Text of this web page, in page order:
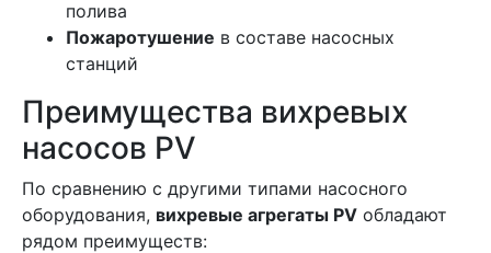
полива
Пожаротушение в составе насосных
станций
Преимущества вихревых
насосов PV
По сравнению с другими типами насосного
оборудования, вихревые агрегаты PV обладают
рядом преимуществ: